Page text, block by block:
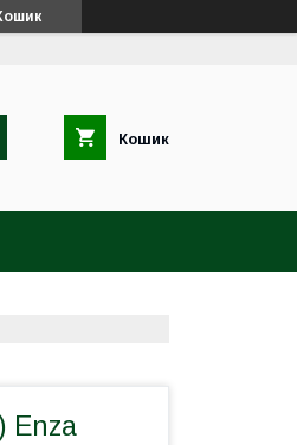
Кошик
Enza